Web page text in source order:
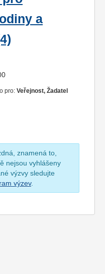
a
pro: Veřejnost, Žadatel
znamená to,
nejsou vyhlášeny
výzvy sledujte
výzev.